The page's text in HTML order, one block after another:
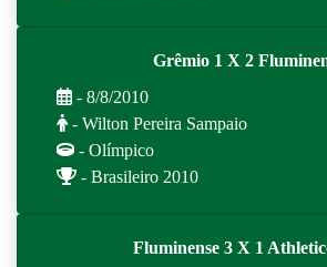
Grêmio 1 X 2
- 8/8/2010
- Wilton Pereira Sampaio
- Olímpico
- Brasileiro 2010
Fluminense 3 X 1